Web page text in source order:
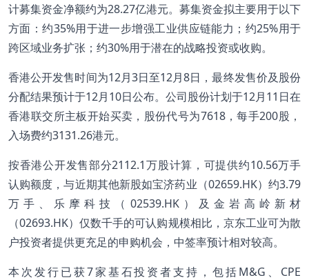
计募集资金净额约为28.27亿港元。募集资金拟主要用于以下
方面：约35%用于进一步增强工业供应链能力；约25%用于
跨区域业务扩张；约30%用于潜在的战略投资或收购。
香港公开发售时间为12月3日至12月8日，最终发售价及股份
分配结果预计于12月10日公布。公司股份计划于12月11日在
香港联交所主板开始买卖，股份代号为7618，每手200股，
入场费约3131.26港元。
按香港公开发售部分2112.1万股计算，可提供约10.56万手
认购额度，与近期其他新股如宝济药业（02659.HK）约3.79
万手、乐摩科技（02539.HK）及金岩高岭新材
（02693.HK）仅数千手的可认购规模相比，京东工业可为散
户投资者提供更充足的申购机会，中签率预计相对较高。
本次发行已获7家基石投资者支持，包括M&G、CPE